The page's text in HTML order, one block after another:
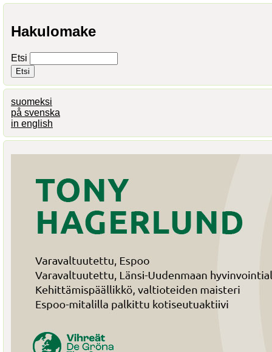
Hakulomake
Etsi
suomeksi
på svenska
in english